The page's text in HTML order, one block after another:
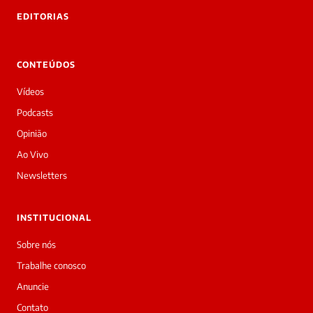
Boa
Sou
a
daqui
do
Prime.
Redação
acabou
de
cobrir
matéria
—
EDITORIAS
CONTEÚDOS
Vídeos
Podcasts
Opinião
Ao Vivo
Newsletters
INSTITUCIONAL
Sobre nós
Trabalhe conosco
Anuncie
Contato